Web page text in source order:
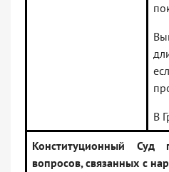
В
Конституционный Суд
вопросов, связанных с